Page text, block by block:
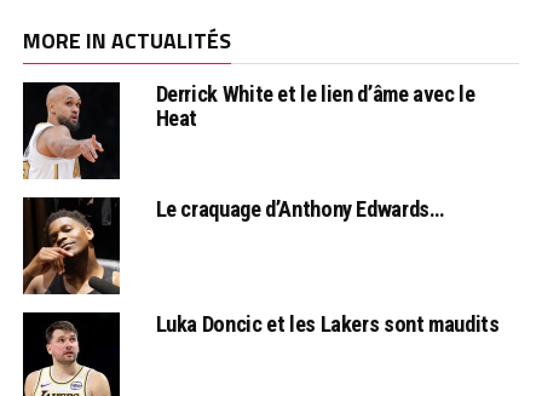
MORE IN ACTUALITÉS
Derrick White et le lien d’âme avec le
Heat
Le craquage d’Anthony Edwards…
Luka Doncic et les Lakers sont maudits